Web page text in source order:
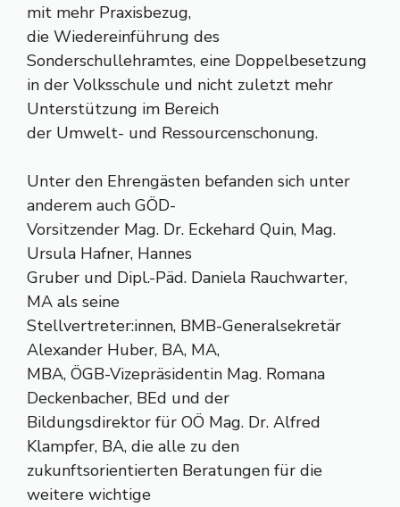
mit mehr Praxisbezug,
die Wiedereinführung des
Sonderschullehramtes, eine Doppelbesetzung
in der Volksschule und nicht zuletzt mehr
Unterstützung im Bereich
der Umwelt- und Ressourcenschonung.
Unter den Ehrengästen befanden sich unter
anderem auch GÖD-
Vorsitzender Mag. Dr. Eckehard Quin, Mag.
Ursula Hafner, Hannes
Gruber und Dipl.-Päd. Daniela Rauchwarter,
MA als seine
Stellvertreter:innen, BMB-Generalsekretär
Alexander Huber, BA, MA,
MBA, ÖGB-Vizepräsidentin Mag. Romana
Deckenbacher, BEd und der
Bildungsdirektor für OÖ Mag. Dr. Alfred
Klampfer, BA, die alle zu den
zukunftsorientierten Beratungen für die
weitere wichtige